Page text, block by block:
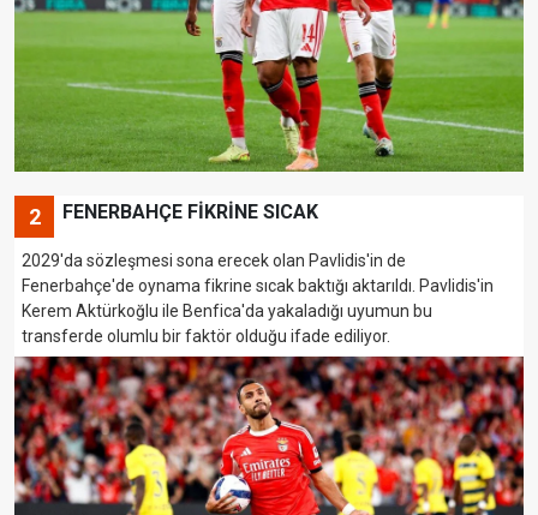
2 FENERBAHÇE FİKRİNE SICAK
2029'da sözleşmesi sona erecek olan Pavlidis'in de
Fenerbahçe'de oynama fikrine sıcak baktığı aktarıldı. Pavlidis'in
Kerem Aktürkoğlu ile Benfica'da yakaladığı uyumun bu
transferde olumlu bir faktör olduğu ifade ediliyor.